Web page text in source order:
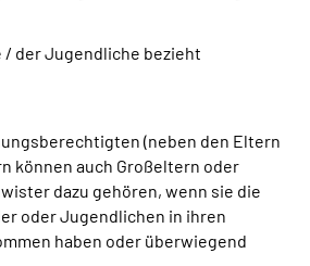
/ der Jugendliche bezieht
(neben den Eltern
können auch Großeltern oder
dazu gehören, wenn sie die
oder Jugendlichen in ihren
haben oder überwiegend